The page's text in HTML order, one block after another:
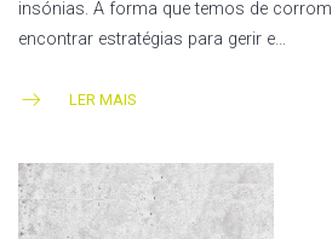
insónias. A forma que temos de
encontrar estratégias para gerir e…
LER MAIS